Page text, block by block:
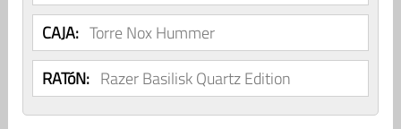
CAJA: Torre Nox Hummer
RATóN: Razer Basilisk Quartz Edition